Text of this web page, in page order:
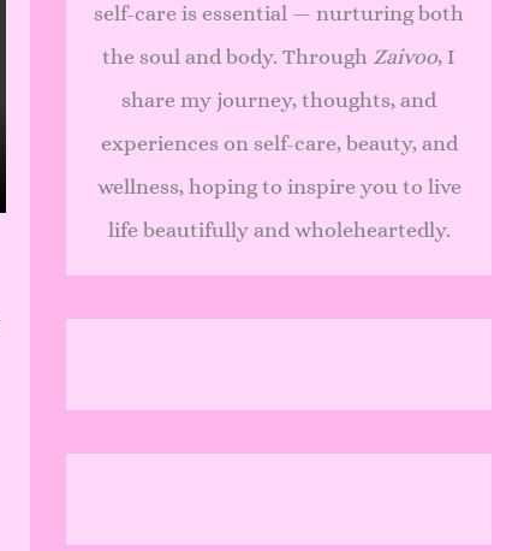
self-care is essential — nurturing both
the soul and body. Through Zaivoo, I
share my journey, thoughts, and
experiences on self-care, beauty, and
wellness, hoping to inspire you to live
life beautifully and wholeheartedly.